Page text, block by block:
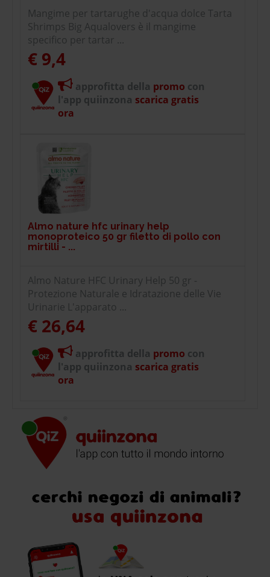
Mangime per tartarughe d'acqua dolce Tarta
Shrimps Big Aqualovers è il mangime
specifico per tartar ...
€ 9,4
approfitta della promo con
l'app quiinzona scarica gratis
ora
Almo nature hfc urinary help
monoproteico 50 gr filetto di pollo con
mirtilli - ...
Almo Nature HFC Urinary Help 50 gr -
Protezione Naturale e Idratazione delle Vie
Urinarie L'apparato ...
€ 26,64
approfitta della promo con
l'app quiinzona scarica gratis
ora